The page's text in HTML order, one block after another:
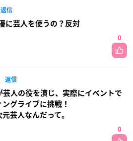
返信
に芸人を使うの？反対
0
返信
芸人の役を演じ、実際にイベントで
グライブに挑戦！
芸人なんだって。
0